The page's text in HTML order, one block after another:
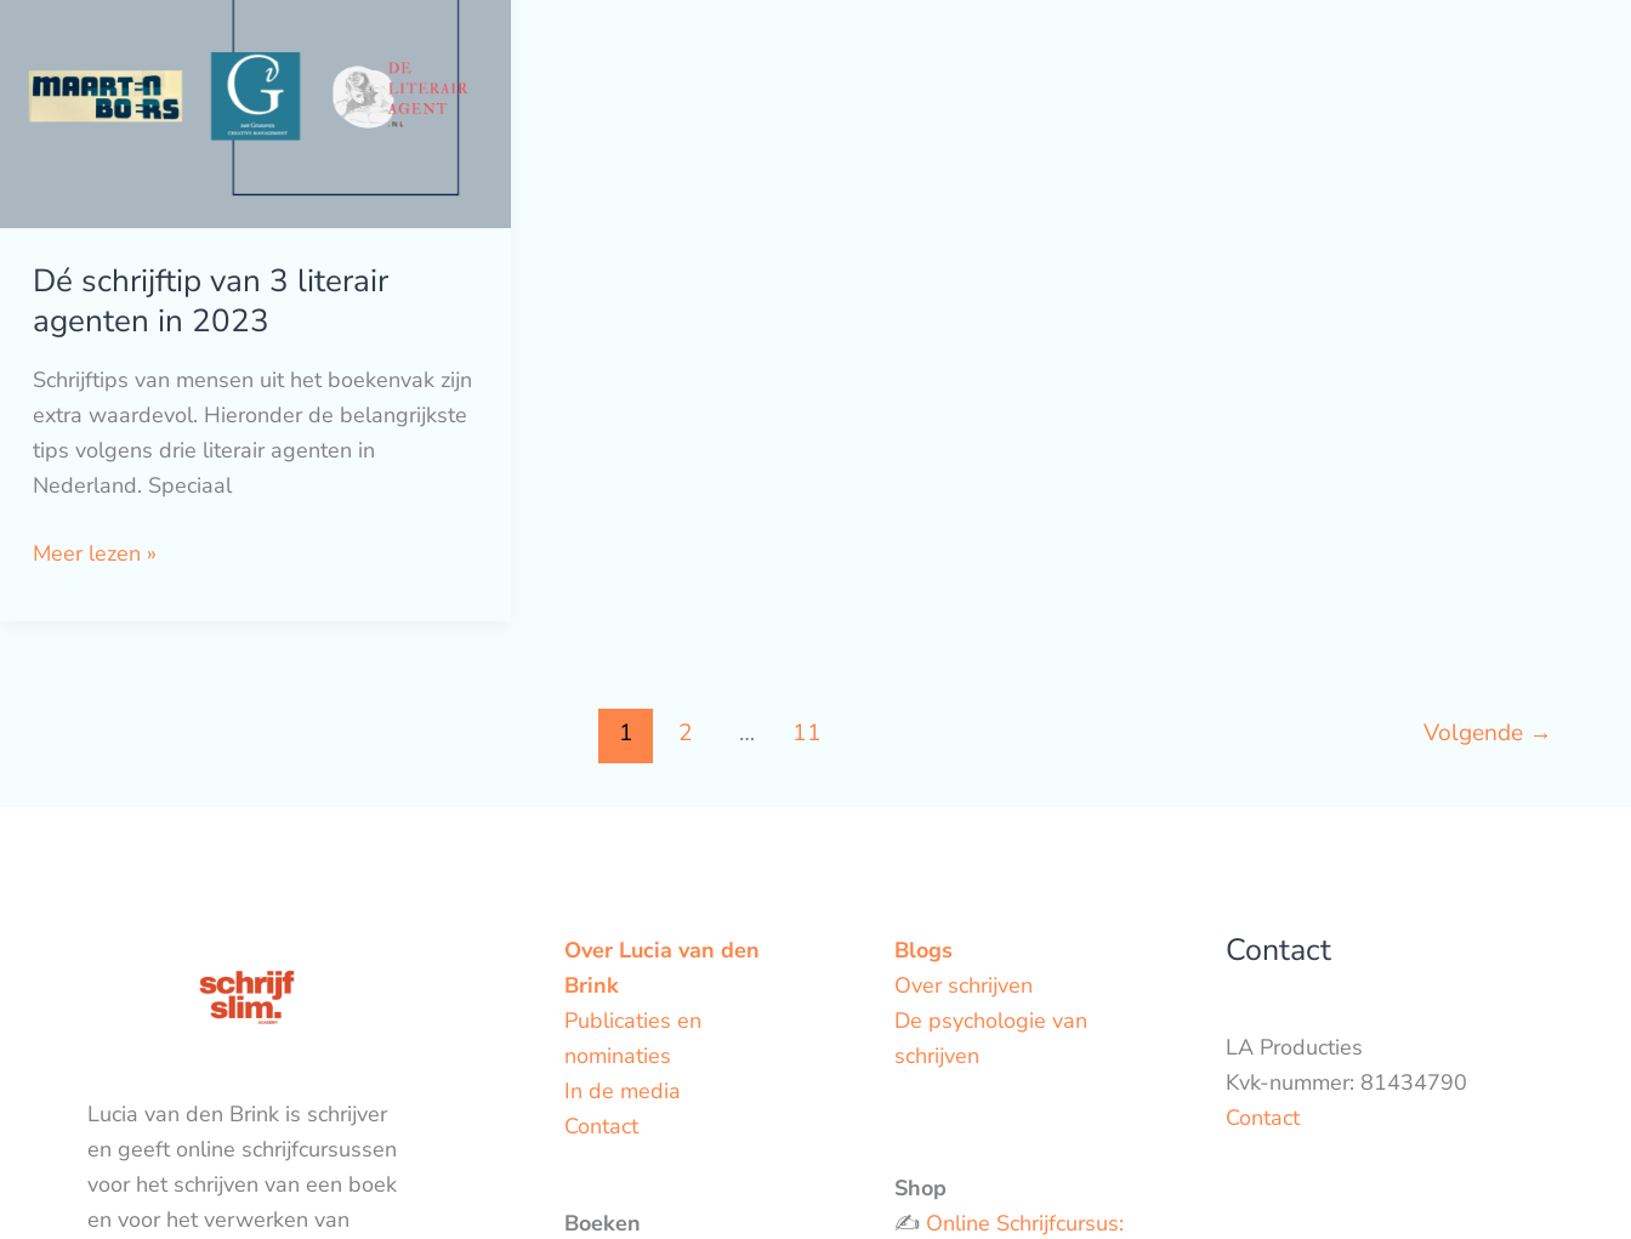
Dé schrijftip van 3 literair
agenten in 2023
Schrijftips van mensen uit het boekenvak zijn
extra waardevol. Hieronder de belangrijkste
tips volgens drie literair agenten in
Nederland. Speciaal
literair
agenten
Meer lezen »
1 2 … 11 Volgende →
Lucia van den Brink is schrijver
en geeft online schrijfcursussen
voor het schrijven van een boek
en voor het verwerken van
Over Lucia van den
Brink
Publicaties en
nominaties
In de media
Contact
Boeken
Blogs
Over schrijven
De psychologie van
schrijven
Shop
✍️ Online Schrijfcursus:
Contact
LA Producties
Kvk-nummer: 81434790
Contact